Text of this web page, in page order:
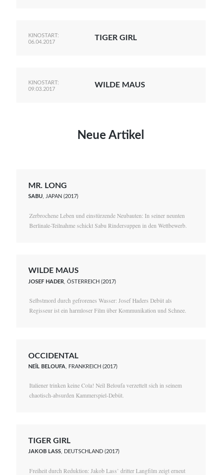
KINOSTART:
06.04.2017
TIGER GIRL
KINOSTART:
09.03.2017
WILDE MAUS
Neue Artikel
MR. LONG
SABU, JAPAN (2017)
Zerbrochene Leben und einstürzende Neubauten: In seiner neunten
Berlinale-Teilnahme schickt Sabu Rindersuppen in den Wettbewerb.
WILDE MAUS
JOSEF HADER , ÖSTERREICH (2017)
Selbstmord durch gefrorenes Wasser: Josef Haders Debüt als
Regisseur ist ein harmloser Film über Kommunikation und Schnee.
OCCIDENTAL
NEÏL BELOUFA , FRANKREICH (2017)
Italiener trinken keine Cola! Neïl Beloufa verzettelt sich in seinem
chaotisch-absurden Kammerspiel-Debüt.
TIGER GIRL
JAKOB LASS, DEUTSCHLAND (2017)
Freiheit durch Reduktion: Jakob Lass’ dritter Langfilm zeigt erneut